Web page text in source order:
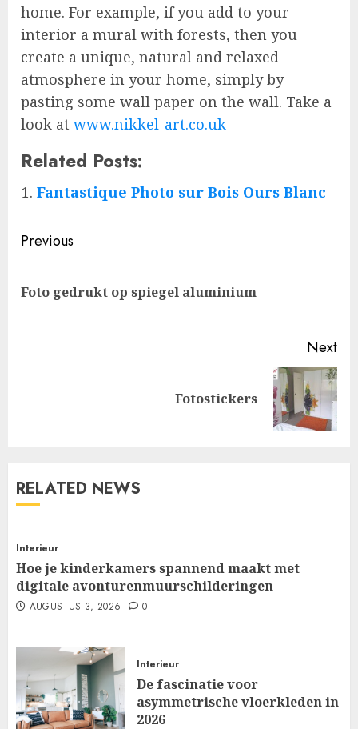
home. For example, if you add to your
interior a mural with forests, then you
create a unique, natural and relaxed
atmosphere in your home, simply by
pasting some wall paper on the wall. Take a
look at www.nikkel-art.co.uk
Related Posts:
Fantastique Photo sur Bois Ours Blanc
Post
Previous
Foto gedrukt op spiegel aluminium
Next
Fotostickers
RELATED NEWS
Interieur
Hoe je kinderkamers spannend maakt met
digitale avonturenmuurschilderingen
AUGUSTUS 3, 2026 0
Interieur
De fascinatie voor
asymmetrische vloerkleden in
2026